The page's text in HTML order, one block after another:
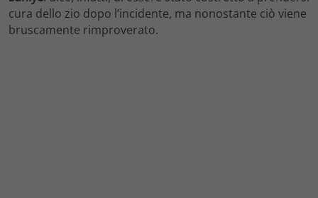
cura dello zio dopo l’incidente, ma nonostante ciò viene
bruscamente rimproverato.